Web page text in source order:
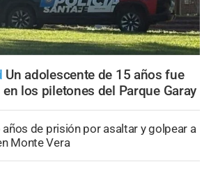
Un adolescente de 15 años fue
los piletones del Parque Garay
años de prisión por asaltar y golpear a
Monte Vera